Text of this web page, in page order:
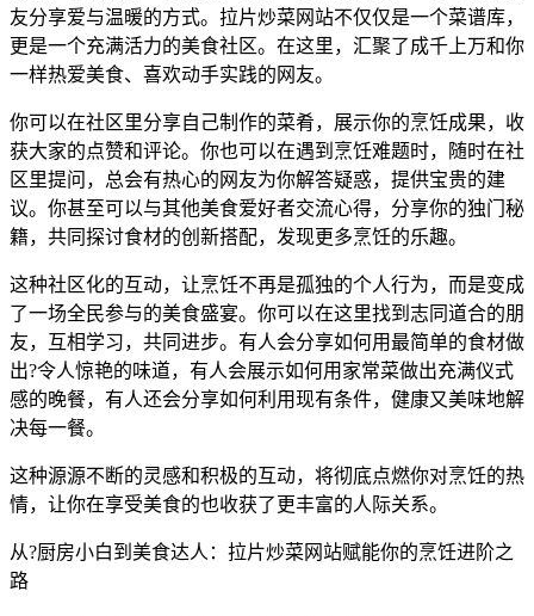
友分享爱与温暖的方式。拉片炒菜网站不仅仅是一个菜谱库，
更是一个充满活力的美食社区。在这里，汇聚了成千上万和你
一样热爱美食、喜欢动手实践的网友。
你可以在社区里分享自己制作的菜肴，展示你的烹饪成果，收
获大家的点赞和评论。你也可以在遇到烹饪难题时，随时在社
区里提问，总会有热心的网友为你解答疑惑，提供宝贵的建
议。你甚至可以与其他美食爱好者交流心得，分享你的独门秘
籍，共同探讨食材的创新搭配，发现更多烹饪的乐趣。
这种社区化的互动，让烹饪不再是孤独的个人行为，而是变成
了一场全民参与的美食盛宴。你可以在这里找到志同道合的朋
友，互相学习，共同进步。有人会分享如何用最简单的食材做
出?令人惊艳的味道，有人会展示如何用家常菜做出充满仪式
感的晚餐，有人还会分享如何利用现有条件，健康又美味地解
决每一餐。
这种源源不断的灵感和积极的互动，将彻底点燃你对烹饪的热
情，让你在享受美食的也收获了更丰富的人际关系。
从?厨房小白到美食达人：拉片炒菜网站赋能你的烹饪进阶之
路